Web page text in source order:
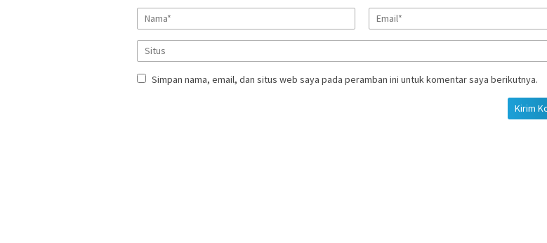
Simpan nama, email, dan situs web saya pada peramban ini untuk komentar saya berikutnya.